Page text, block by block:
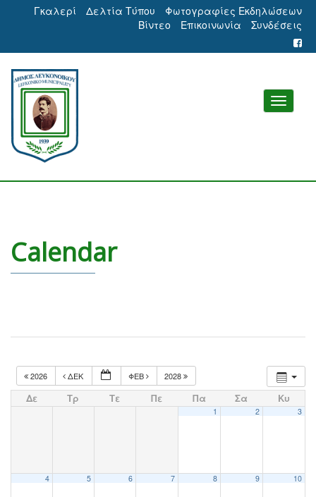
Γκαλερί Δελτία Τύπου
Φωτογραφίες Εκδηλώσεων
Βίντεο
Επικοινωνία Συνδέσεις
Calendar
2026 ΔΕΚ ΦΕΒ 2028
Δε Τρ Τε Πε Πα Σα Κυ
1 2 3
4 5 6 7 8 9 10